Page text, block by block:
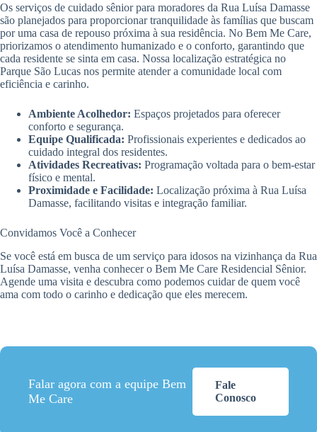
Os serviços de cuidado sênior para moradores da Rua Luísa Damasse
são planejados para proporcionar tranquilidade às famílias que buscam
por uma casa de repouso próxima à sua residência. No Bem Me Care,
priorizamos o atendimento humanizado e o conforto, garantindo que
cada residente se sinta em casa. Nossa localização estratégica no
Parque São Lucas nos permite atender a comunidade local com
eficiência e carinho.
Ambiente Acolhedor: Espaços projetados para oferecer
conforto e segurança.
Equipe Qualificada: Profissionais experientes e dedicados ao
cuidado integral dos residentes.
Atividades Recreativas: Programação voltada para o bem-estar
físico e mental.
Proximidade e Facilidade: Localização próxima à Rua Luísa
Damasse, facilitando visitas e integração familiar.
Convidamos Você a Conhecer
Se você está em busca de um serviço para idosos na vizinhança da Rua
Luísa Damasse, venha conhecer o Bem Me Care Residencial Sênior.
Agende uma visita e descubra como podemos cuidar de quem você
ama com todo o carinho e dedicação que eles merecem.
Falar agora com a equipe Bem
Me Care
Fale
Conosco